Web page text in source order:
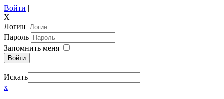
Войти |
X
Логин
Пароль
Запомнить меня
Войти
Искать
x